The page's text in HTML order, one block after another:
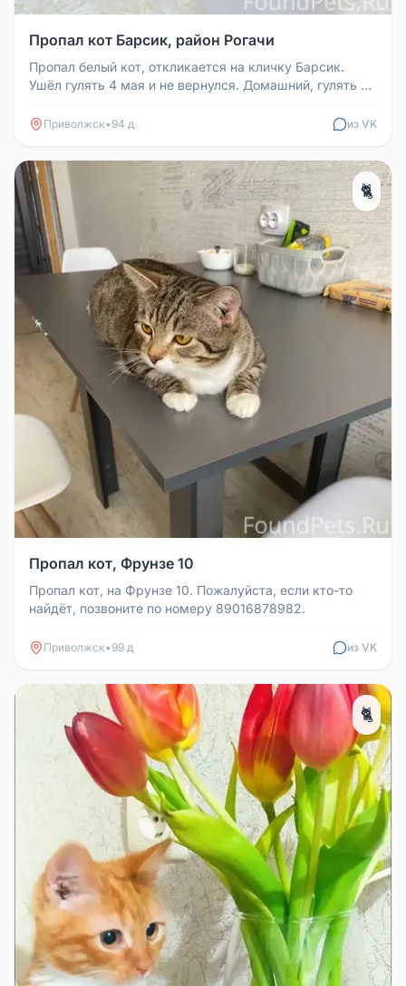
Пропал кот Барсик, район Рогачи
Пропал белый кот, откликается на кличку Барсик.
Ушёл гулять 4 мая и не вернулся. Домашний, гулять не
Приволжск• 94 д из VK
🐈
Пропал кот, Фрунзе 10
Пропал кот, на Фрунзе 10. Пожалуйста, если кто-то
найдёт, позвоните по номеру 89016878982.
Приволжск• 99 д из VK
🐈